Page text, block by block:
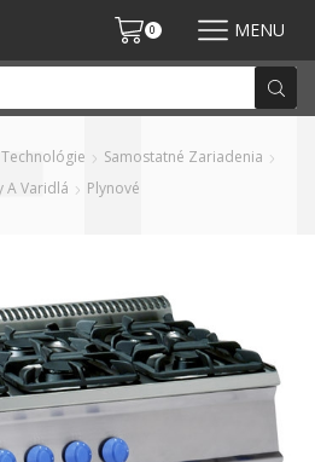
0 MENU
Samostatné Zariadenia
A Varidlá
Plynové